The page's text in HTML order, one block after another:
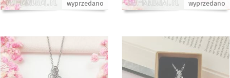
wyprzedano wyprzedano